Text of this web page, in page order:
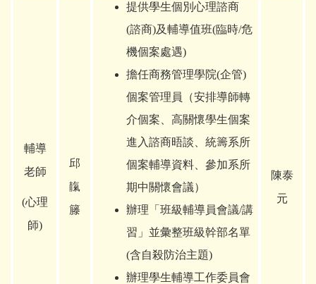
輔導
老師
(心理
師)
邱
靝
籐
提供學生個別心理諮商
(諮商)及輔導值班(臨時/危
機個案處遇)
擔任商務管理學院(企管)
個案管理員（安排導師轉
介個案、高關懷學生個案
進入諮商晤談、統籌系所
個案輔導資料、參加系所
期中關懷會議）
辦理「班級輔導員會議/講
習」並彙整班級幹部名單
(含自殺防治主題)
辦理學生輔導工作委員會
陳泰
元